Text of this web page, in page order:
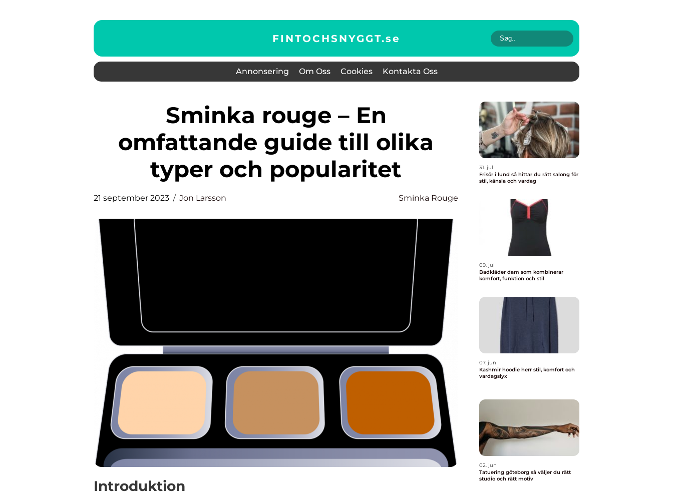
FINTOCHSNYGGT.se
Annonsering Om Oss Cookies Kontakta Oss
Sminka rouge – En
omfattande guide till olika
typer och popularitet
21 september 2023 Jon Larsson Sminka Rouge
Introduktion
31. jul
Frisör i lund så hittar du rätt salong för
stil, känsla och vardag
09. jul
Badkläder dam som kombinerar
komfort, funktion och stil
07. jun
Kashmir hoodie herr stil, komfort och
vardagslyx
02. jun
Tatuering göteborg så väljer du rätt
studio och rätt motiv